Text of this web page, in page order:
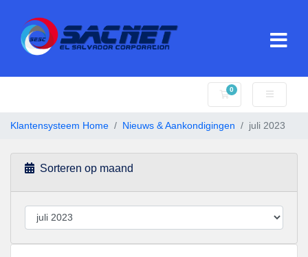
0
Winkelwagen
Klantensysteem Home Nieuws & Aankondigingen juli 2023
Sorteren op maand